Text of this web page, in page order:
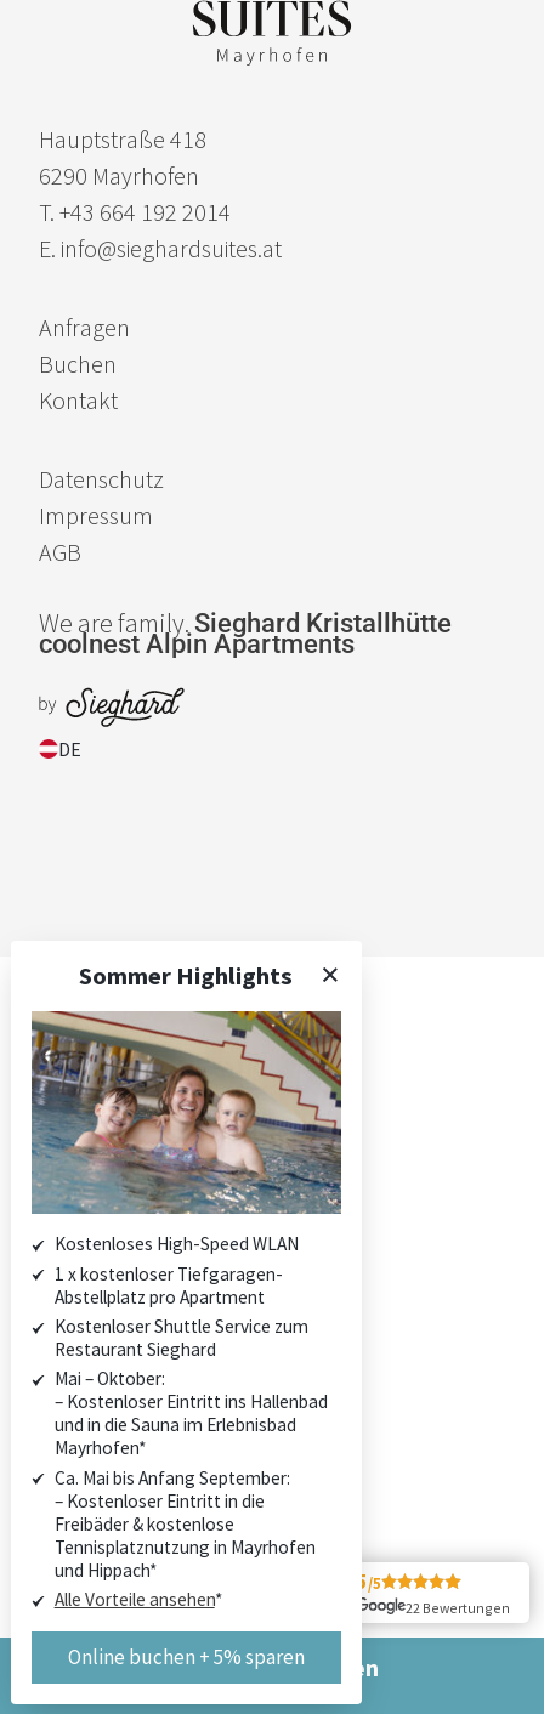
Hauptstraße 418
6290 Mayrhofen
T. +43 664 192 2014
E. info@sieghardsuites.at
Anfragen
Buchen
Kontakt
Datenschutz
Impressum
AGB
We are family. Sieghard Kristallhütte
coolnest Alpin Apartments
DE
Sommer Highlights
Kostenloses High-Speed WLAN
1 x kostenloser Tiefgaragen-
Abstellplatz pro Apartment
Kostenloser Shuttle Service zum
Restaurant Sieghard
Mai – Oktober:
– Kostenloser Eintritt ins Hallenbad
und in die Sauna im Erlebnisbad
Mayrhofen*
Ca. Mai bis Anfang September:
– Kostenloser Eintritt in die
Freibäder & kostenlose
Tennisplatznutzung in Mayrhofen
und Hippach*
Alle Vorteile ansehen*
Online buchen + 5% sparen
Die Apartments
Preise und Pauschalen
Leistungen und Services
Stornobedingungen
Du schaust aber guat aus!
Zillertaler Sommerfreuden
Tiroler Winterwunderland
We are Family
ANFRAGEN
BUCHEN
KONTAKT
ANFRAGEN
BUCHEN
KONTAKT
Jetzt online buchen
& 5 % Rabatt sichern
5/5
22 Bewertungen